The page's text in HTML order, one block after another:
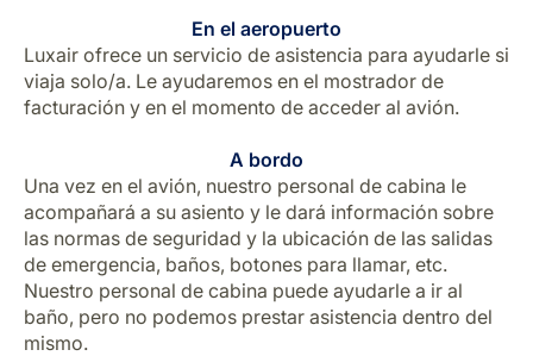
En el aeropuerto
Luxair ofrece un servicio de asistencia para ayudarle si
viaja solo/a. Le ayudaremos en el mostrador de
facturación y en el momento de acceder al avión.
A bordo
Una vez en el avión, nuestro personal de cabina le
acompañará a su asiento y le dará información sobre
las normas de seguridad y la ubicación de las salidas
de emergencia, baños, botones para llamar, etc.
Nuestro personal de cabina puede ayudarle a ir al
baño, pero no podemos prestar asistencia dentro del
mismo.